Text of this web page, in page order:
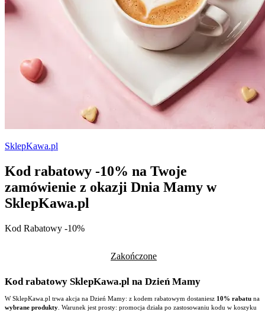
SklepKawa.pl
Kod rabatowy -10% na Twoje
zamówienie z okazji Dnia Mamy w
SklepKawa.pl
Kod Rabatowy -10%
Zakończone
Kod rabatowy SklepKawa.pl na Dzień Mamy
W SklepKawa.pl trwa akcja na Dzień Mamy: z kodem rabatowym dostaniesz 10% rabatu na
wybrane produkty . Warunek jest prosty: promocja działa po zastosowaniu kodu w koszyku